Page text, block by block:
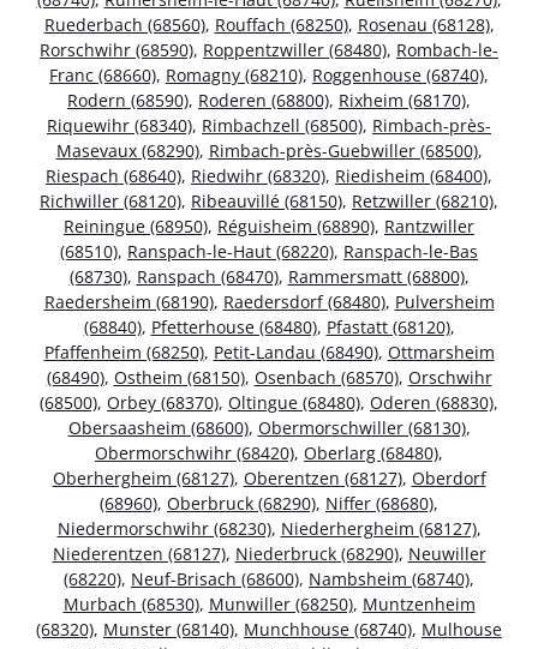
Ruederbach (68560), Rouffach (68250), Rosenau (68128),
Rorschwihr (68590), Roppentzwiller (68480), Rombach-le-
Franc (68660), Romagny (68210), Roggenhouse (68740),
Rodern (68590), Roderen (68800), Rixheim (68170),
Riquewihr (68340), Rimbachzell (68500), Rimbach-près-
Masevaux (68290), Rimbach-près-Guebwiller (68500),
Riespach (68640), Riedwihr (68320), Riedisheim (68400),
Richwiller (68120), Ribeauvillé (68150), Retzwiller (68210),
Reiningue (68950), Réguisheim (68890), Rantzwiller
(68510), Ranspach-le-Haut (68220), Ranspach-le-Bas
(68730), Ranspach (68470), Rammersmatt (68800),
Raedersheim (68190), Raedersdorf (68480), Pulversheim
(68840), Pfetterhouse (68480), Pfastatt (68120),
Pfaffenheim (68250), Petit-Landau (68490), Ottmarsheim
(68490), Ostheim (68150), Osenbach (68570), Orschwihr
(68500), Orbey (68370), Oltingue (68480), Oderen (68830),
Obersaasheim (68600), Obermorschwiller (68130),
Obermorschwihr (68420), Oberlarg (68480),
Oberhergheim (68127), Oberentzen (68127), Oberdorf
(68960), Oberbruck (68290), Niffer (68680),
Niedermorschwihr (68230), Niederhergheim (68127),
Niederentzen (68127), Niederbruck (68290), Neuwiller
(68220), Neuf-Brisach (68600), Nambsheim (68740),
Murbach (68530), Munwiller (68250), Muntzenheim
(68320), Munster (68140), Munchhouse (68740), Mulhouse